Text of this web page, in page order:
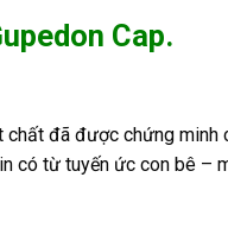
Cap.
đã được chứng
có từ tuyến ức con bê